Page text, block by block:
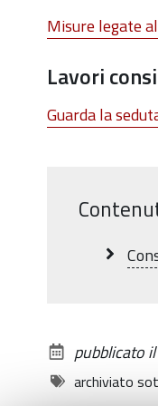
Misure legate
Lavori
Guarda la
pubblicato il
archiviato